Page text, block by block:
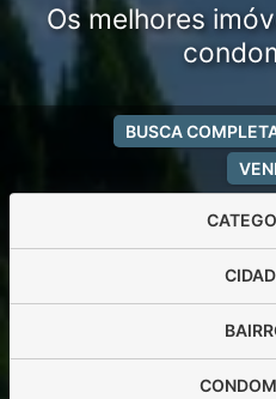
Os melhores
BUSCA